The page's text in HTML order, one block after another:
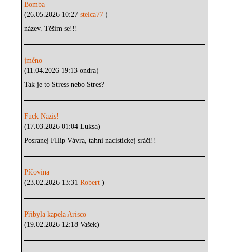
Bomba
(26.05.2026 10:27stelca77)
název. Těšim se!!!
jméno
(11.04.2026 19:13 ondra)
Tak je to Stress nebo Stres?
Fuck Nazis!
(17.03.2026 01:04 Luksa)
Posranej FIlip Vávra, tahni nacistickej sráči!!
Píčovina
(23.02.2026 13:31Robert)
Přibyla kapela Arisco
(19.02.2026 12:18 Vašek)